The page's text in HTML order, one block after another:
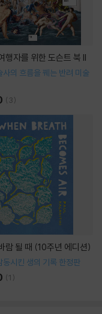
행자를 위한 도슨트 북 II
사의 흐름을 꿰는 반려 미술
( 3)
람 될 때 (10주년 에디션)
동시킨 생의 기록 한정판
(1 )